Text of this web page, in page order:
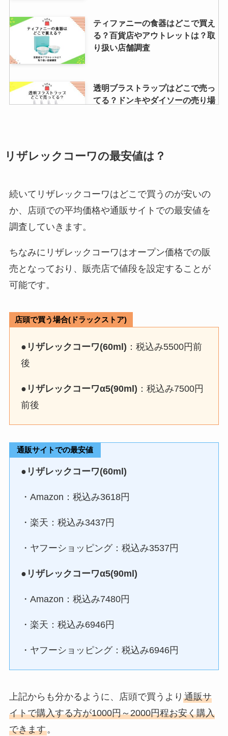
ティファニーの食器はどこで買え
る？百貨店やアウトレットは？取
り扱い店舗調査
透明ブラストラップはどこで売っ
てる？ドンキやダイソーの売り場
丁稚羊羹はどこで売ってる？滋
無敵レンジはどこで売ってる？
y字ドライバーはダイソーで売っ
買う？ニトリ・ホームセンター・
nポリッシュオイルはどこで買え
舗をリサーチ！
ニンテンドー3dsの充電器の代用
品はタイプc？充電器無しで充電
リザレックコーワの最安値は？
続いてリザレックコーワはどこで買うのが安いの
か、店頭での平均価格や通販サイトでの最安値を
調査していきます。
ちなみにリザレックコーワはオープン価格での販
売となっており、販売店で値段を設定することが
可能です。
店頭で買う場合(ドラックストア)
● リザレックコーワ(60ml) ：税込み5500円前
後
● リザレックコーワα5(90ml) ：税込み7500円
前後
通販サイトでの最安値
●リザレックコーワ(60ml)
・Amazon：税込み3618円
・楽天：税込み3437円
・ヤフーショッピング：税込み3537円
● リザレックコーワα5(90ml)
・Amazon：税込み7480円
・楽天：税込み6946円
・ヤフーショッピング：税込み6946円
上記からも分かるように、店頭で買うより 通販サ
イトで購入する方が1000円～2000円程お安く購入
できます。